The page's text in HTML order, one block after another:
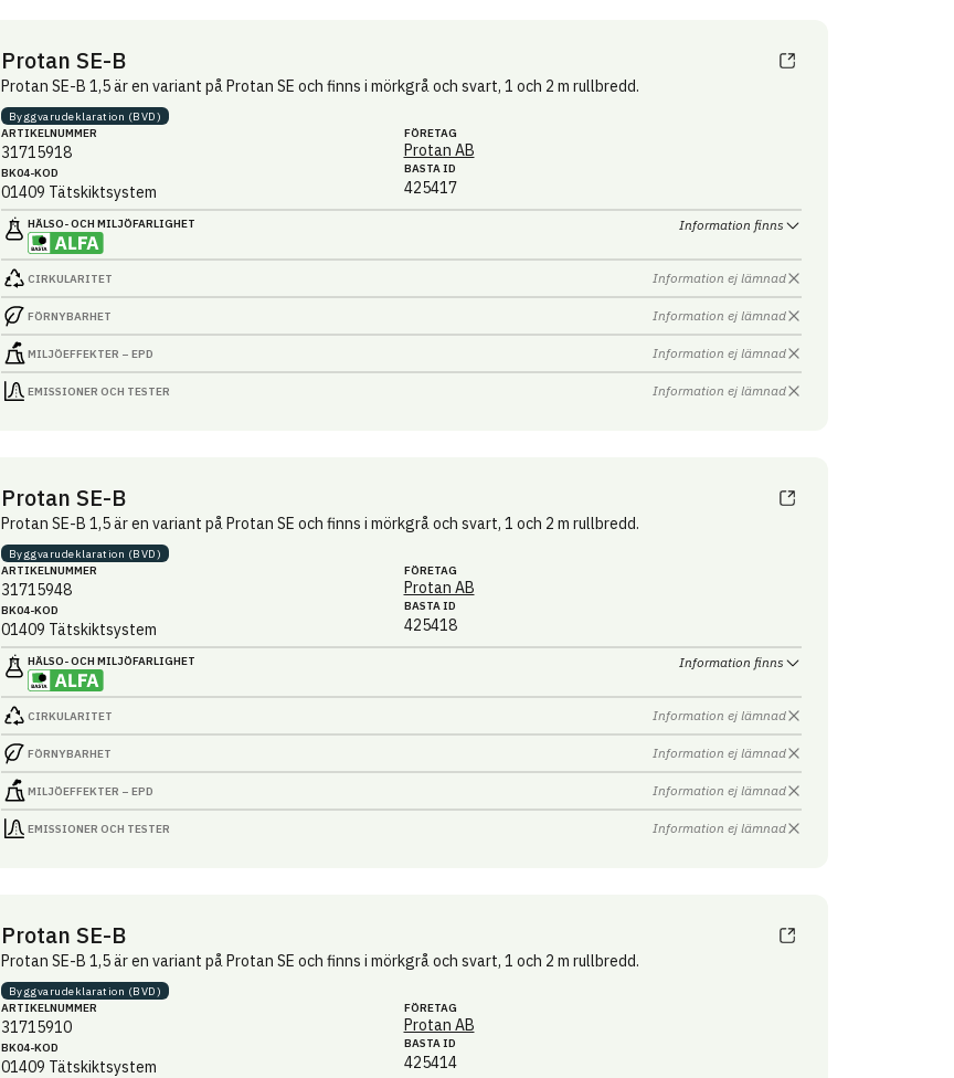
Protan SE-B
Protan SE-B 1,5 är en variant på Protan SE och finns i mörkgrå och svart, 1 och 2 m rullbredd.
Byggvaru­deklaration (BVD)
ARTIKEL­NUMMER
31715918
BK04-KOD
01409 Tätskiktsystem
FÖRETAG
Protan AB
BASTA ID
425417
HÄLSO- OCH MILJÖ­FARLIGHET Information finns
CIRKULARITET Information ej lämnad
FÖRNYBARHET Information ej lämnad
MILJÖEFFEKTER – EPD Information ej lämnad
EMISSIONER OCH TESTER Information ej lämnad
Protan SE-B
Protan SE-B 1,5 är en variant på Protan SE och finns i mörkgrå och svart, 1 och 2 m rullbredd.
Byggvaru­deklaration (BVD)
ARTIKEL­NUMMER
31715948
BK04-KOD
01409 Tätskiktsystem
FÖRETAG
Protan AB
BASTA ID
425418
HÄLSO- OCH MILJÖ­FARLIGHET Information finns
CIRKULARITET Information ej lämnad
FÖRNYBARHET Information ej lämnad
MILJÖEFFEKTER – EPD Information ej lämnad
EMISSIONER OCH TESTER Information ej lämnad
Protan SE-B
Protan SE-B 1,5 är en variant på Protan SE och finns i mörkgrå och svart, 1 och 2 m rullbredd.
Byggvaru­deklaration (BVD)
ARTIKEL­NUMMER
31715910
BK04-KOD
01409 Tätskiktsystem
FÖRETAG
Protan AB
BASTA ID
425414